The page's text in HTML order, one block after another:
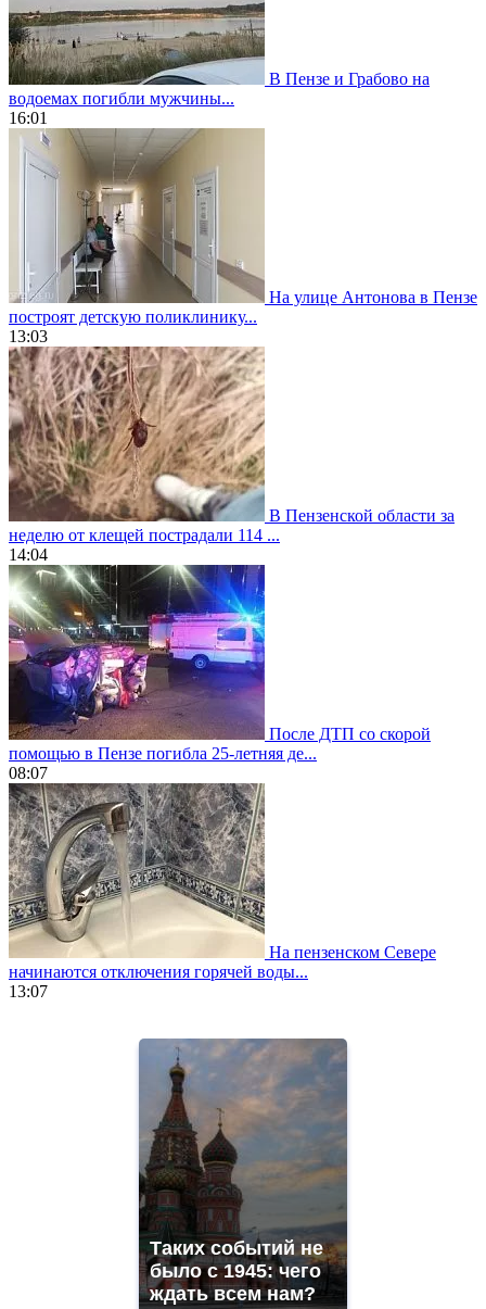
В Пензе и Грабово на
водоемах погибли мужчины...
16:01
На улице Антонова в Пензе
построят детскую поликлинику...
13:03
В Пензенской области за
неделю от клещей пострадали 114 ...
14:04
После ДТП со скорой
помощью в Пензе погибла 25-летняя де...
08:07
На пензенском Севере
начинаются отключения горячей воды...
13:07
https://gradewatches.to/
Таких событий не
было с 1945: чего
ждать всем нам?